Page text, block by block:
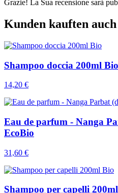
Grazie! La Sua recensione sarà
Kunden kauften auch
Shampoo doccia 200ml Bio
14,20 €
Eau de parfum - Nanga
EcoBio
31,60 €
Shampoo per capelli